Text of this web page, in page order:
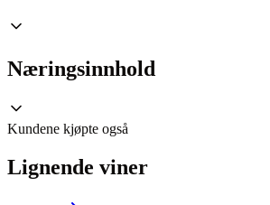
Næringsinnhold
Kundene kjøpte også
Lignende viner